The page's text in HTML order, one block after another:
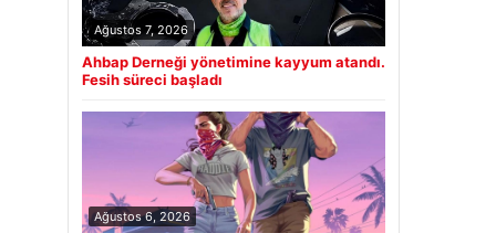
Ağustos 7, 2026
Ahbap Derneği yönetimine kayyum atandı.
Fesih süreci başladı
Ağustos 6, 2026